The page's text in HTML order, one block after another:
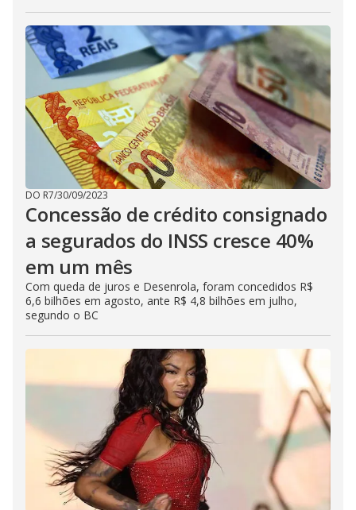
DO R7/30/09/2023
Concessão de crédito consignado
a segurados do INSS cresce 40%
em um mês
Com queda de juros e Desenrola, foram concedidos R$
6,6 bilhões em agosto, ante R$ 4,8 bilhões em julho,
segundo o BC